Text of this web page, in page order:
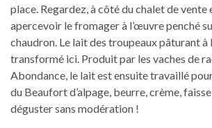
place. Regardez, à côté du chalet de vente
apercevoir le fromager à l’œuvre penché
chaudron. Le lait des troupeaux pâturant à
transformé ici. Produit par les vaches de
Abondance, le lait est ensuite travaillé
du Beaufort d’alpage, beurre, crème,
déguster sans modération !